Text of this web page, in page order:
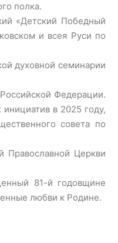
полка.
«Детский Победный
и всея Руси по
духовной семинарии
Федерации.
в 2025 году,
совета по
Православной Церкви
81-й годовщине
любви к Родине.